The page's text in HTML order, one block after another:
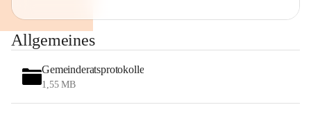
Allgemeines
Gemeinderatsprotokolle
1,55 MB